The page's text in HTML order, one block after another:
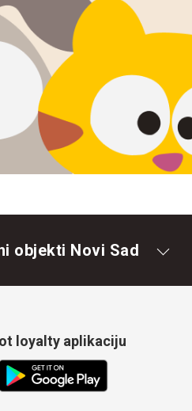
objekti Novi Sad
loyalty aplikaciju